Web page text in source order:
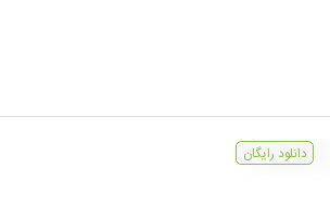
دانلود رایگان